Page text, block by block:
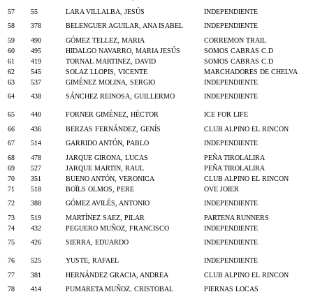
57
55 LARA VILLALBA, JESÚS
INDEPENDIENTE
58
378 BELENGUER AGUILAR, ANA ISABEL
INDEPENDIENTE
59
490 GÓMEZ TELLEZ, MARIA
CORREMON TRAIL
60
495 HIDALGO NAVARRO, MARIA JESÚS
SOMOS CABRAS C.D
61
419 TORNAL MARTINEZ, DAVID
SOMOS CABRAS C.D
62
545 SOLAZ LLOPIS, VICENTE
MARCHADORES DE CHELVA
63
537 GIMÉNEZ MOLINA, SERGIO
INDEPENDIENTE
64
438 SÁNCHEZ REINOSA, GUILLERMO INDEPENDIENTE
65 440 FORNER GIMÉNEZ, HÉCTOR
ICE FOR LIFE
66
436 BERZAS FERNÁNDEZ, GENÍS
CLUB ALPINO EL RINCON
67
514 GARRIDO ANTÓN, PABLO
INDEPENDIENTE
68
478 JARQUE GIRONA, LUCAS
PEÑA TIROLALIRA
69
527 JARQUE MARTIN, RAUL
PEÑA TIROLALIRA
70
351 BUENO ANTÓN, VERONICA
CLUB ALPINO EL RINCON
71
518 BOÏLS OLMOS, PERE
OVE JOIER
72
388 GÓMEZ AVILÉS, ANTONIO
INDEPENDIENTE
73
519 MARTÍNEZ SAEZ, PILAR
PARTENA RUNNERS
74
432 PEGUERO MUÑOZ, FRANCISCO
INDEPENDIENTE
75
426 SIERRA, EDUARDO INDEPENDIENTE
76 525 YUSTE, RAFAEL
INDEPENDIENTE
77
381 HERNÁNDEZ GRACIA, ANDREA
CLUB ALPINO EL RINCON
78
414 PUMARETA MUÑOZ, CRISTOBAL PIERNAS LOCAS